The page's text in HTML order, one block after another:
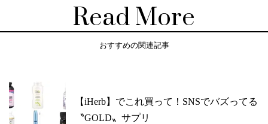
Read More
おすすめの関連記事
【iHerb】でこれ買って！SNSでバズってる
〝GOLD〟サプリ